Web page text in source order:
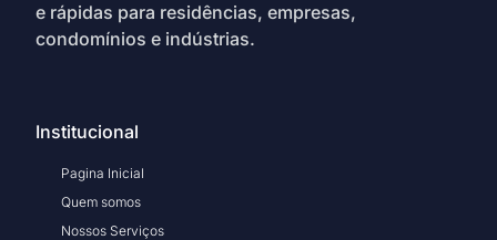
e rápidas para residências, empresas,
condomínios e indústrias.
Institucional
Pagina Inicial
Quem somos
Nossos Serviços